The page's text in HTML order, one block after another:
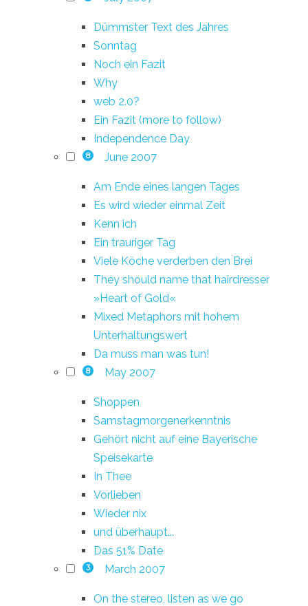
Dümmster Text des Jahres
Sonntag
Noch ein Fazit
Why
web 2.0?
Ein Fazit (more to follow)
Independence Day
8 June 2007
Am Ende eines langen Tages
Es wird wieder einmal Zeit
Kenn ich
Ein trauriger Tag
Viele Köche verderben den Brei
They should name that hairdresser
»Heart of Gold«
Mixed Metaphors mit hohem
Unterhaltungswert
Da muss man was tun!
8 May 2007
Shoppen
Samstagmorgenerkenntnis
Gehört nicht auf eine Bayerische
Speisekarte
In Thee
Vorlieben
Wieder nix
und überhaupt...
Das 51% Date
3 March 2007
On the stereo, listen as we go